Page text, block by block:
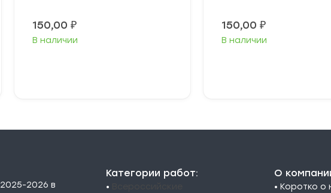
150,00 ₽
В наличии
150,00 ₽
В наличии
2025-2026 в
Категории работ:
•
О
• Коротко о